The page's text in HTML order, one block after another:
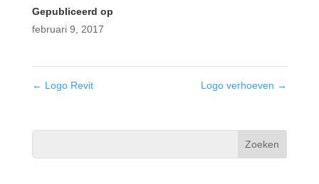
Gepubliceerd op
februari 9, 2017
← Logo Revit Logo verhoeven →